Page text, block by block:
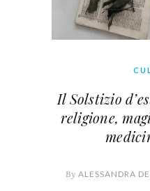
Il Solstizio
religione,
By ALESSANDRA